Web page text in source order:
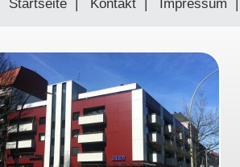
Startseite| Kontakt| Impressum |